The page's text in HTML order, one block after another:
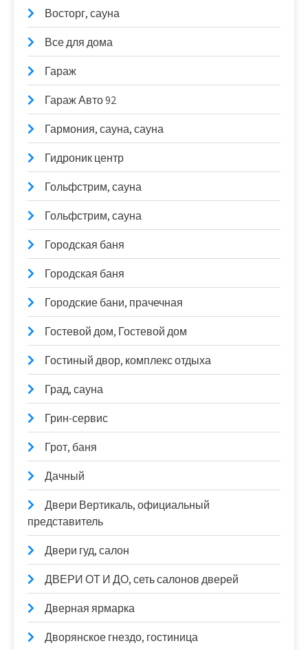
Восторг, сауна
Все для дома
Гараж
Гараж Авто 92
Гармония, сауна, сауна
Гидроник центр
Гольфстрим, сауна
Гольфстрим, сауна
Городская баня
Городская баня
Городские бани, прачечная
Гостевой дом, Гостевой дом
Гостиный двор, комплекс отдыха
Град, сауна
Грин-сервис
Грот, баня
Дачный
Двери Вертикаль, официальный
представитель
Двери гуд, салон
ДВЕРИ ОТ И ДО, сеть салонов дверей
Дверная ярмарка
Дворянское гнездо, гостиница